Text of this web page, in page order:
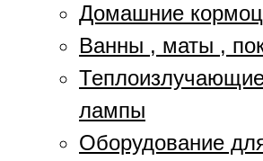
Домашние
Ванны , маты ,
лампы
Оборудование